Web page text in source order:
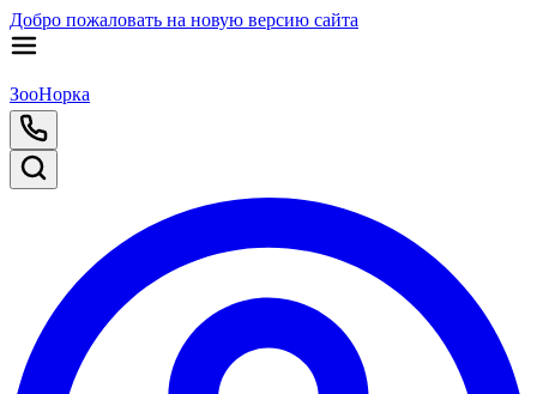
Добро пожаловать на новую версию сайта
ЗооНорка